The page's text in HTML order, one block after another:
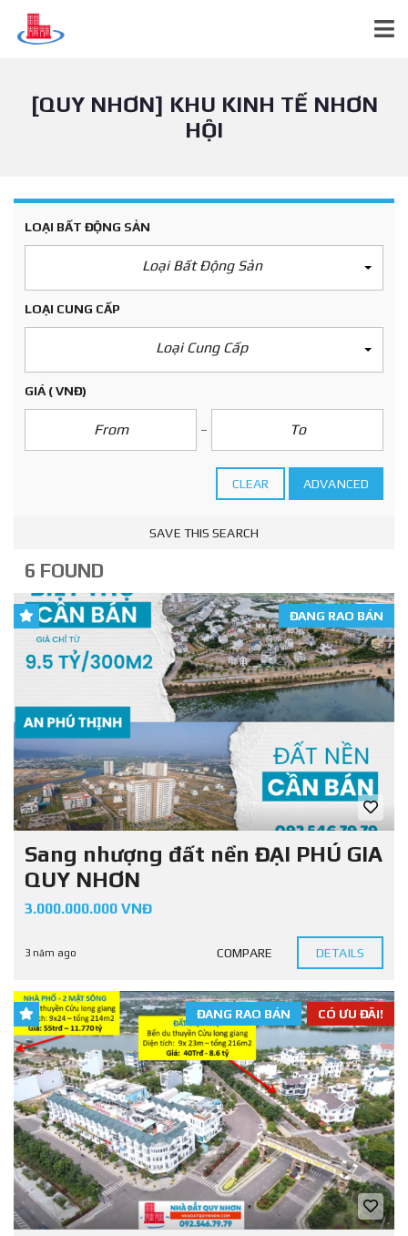
[QUY NHƠN] KHU KINH TẾ NHƠN
HỘI
LOẠI BẤT ĐỘNG SẢN
Loại Bất Động Sản
LOẠI CUNG CẤP
Loại Cung Cấp
GIÁ ( VNĐ)
CLEAR ADVANCED
SAVE THIS SEARCH
6 FOUND
ĐANG RAO BÁN
Sang nhượng đất nền ĐẠI PHÚ GIA
QUY NHƠN
3.000.000.000 VNĐ
3 năm ago COMPARE DETAILS
CÓ ƯU ĐÃI!
ĐANG RAO BÁN